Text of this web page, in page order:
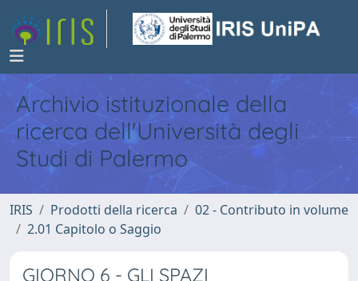
Archivio istituzionale della
ricerca dell'Università degli
Studi di Palermo
IRIS Prodotti della ricerca
02 - Contributo in volume
2.01 Capitolo o Saggio
GIORNO 6 - GLI SPAZI